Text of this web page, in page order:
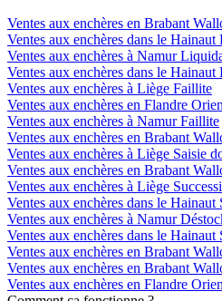
Ventes aux enchères en Brabant
Ventes aux enchères dans le Hainaut
Ventes aux enchères à Namur
Ventes aux enchères dans le Hainaut
Ventes aux enchères à Liège Faillite
Ventes aux enchères en Flandre
Ventes aux enchères à Namur Faillite
Ventes aux enchères en Brabant
Ventes aux enchères à Liège Saisie
Ventes aux enchères en Brabant
Ventes aux enchères à Liège
Ventes aux enchères dans le Hainaut
Ventes aux enchères à Namur
Ventes aux enchères dans le Hainaut
Ventes aux enchères en Brabant
Ventes aux enchères en Brabant
Ventes aux enchères en Flandre